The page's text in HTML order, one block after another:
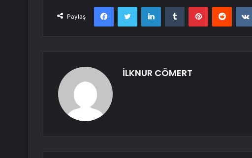
Paylaş
FacebookTwitter LinkedInTumblr PinterestReddit
İLKNUR CÖMERT